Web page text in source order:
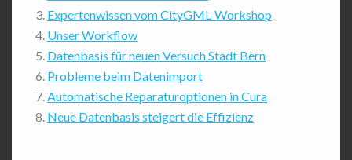
Expertenwissen vom CityGML-Workshop
Unser Workflow
Datenbasis für neuen Versuch Stadt Bern
Probleme beim Datenimport
Automatische Reparaturoptionen in Cura
Neue Datenbasis steigert die Effizienz